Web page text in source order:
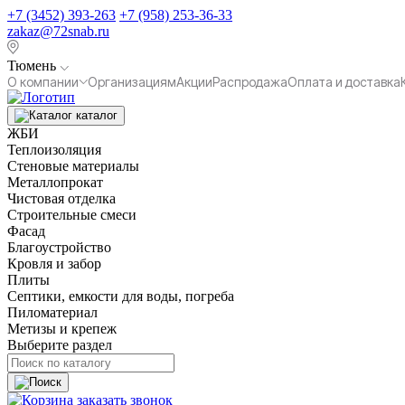
+7 (3452) 393-263 +7 (958) 253-36-33
zakaz@72snab.ru
Тюмень
О компании
ОрганизациямАкцииРаспродажаОплата и доставка
каталог
ЖБИ
Теплоизоляция
Стеновые материалы
Металлопрокат
Чистовая отделка
Строительные смеси
Фасад
Благоустройство
Кровля и забор
Плиты
Септики, емкости для воды, погреба
Пиломатериал
Метизы и крепеж
Выберите раздел
заказать звонок